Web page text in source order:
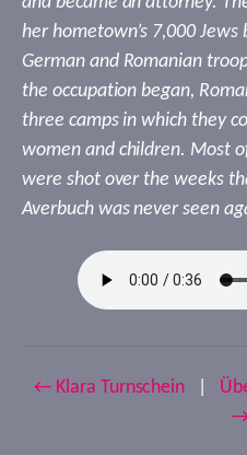
her hometown’s 7,000
German and Romanian
the occupation began,
three camps in which they
women and children. Most
were shot over the weeks
Averbuch was never seen
← Klara Turnschein